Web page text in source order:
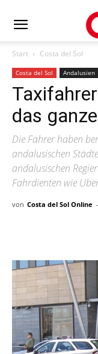
Start Costa del Sol
Costa del Sol Andalusien
das
Die Fahrer haben
andalusischen
andalusischen
Fahrdienten wie
von Costa del Sol Online -